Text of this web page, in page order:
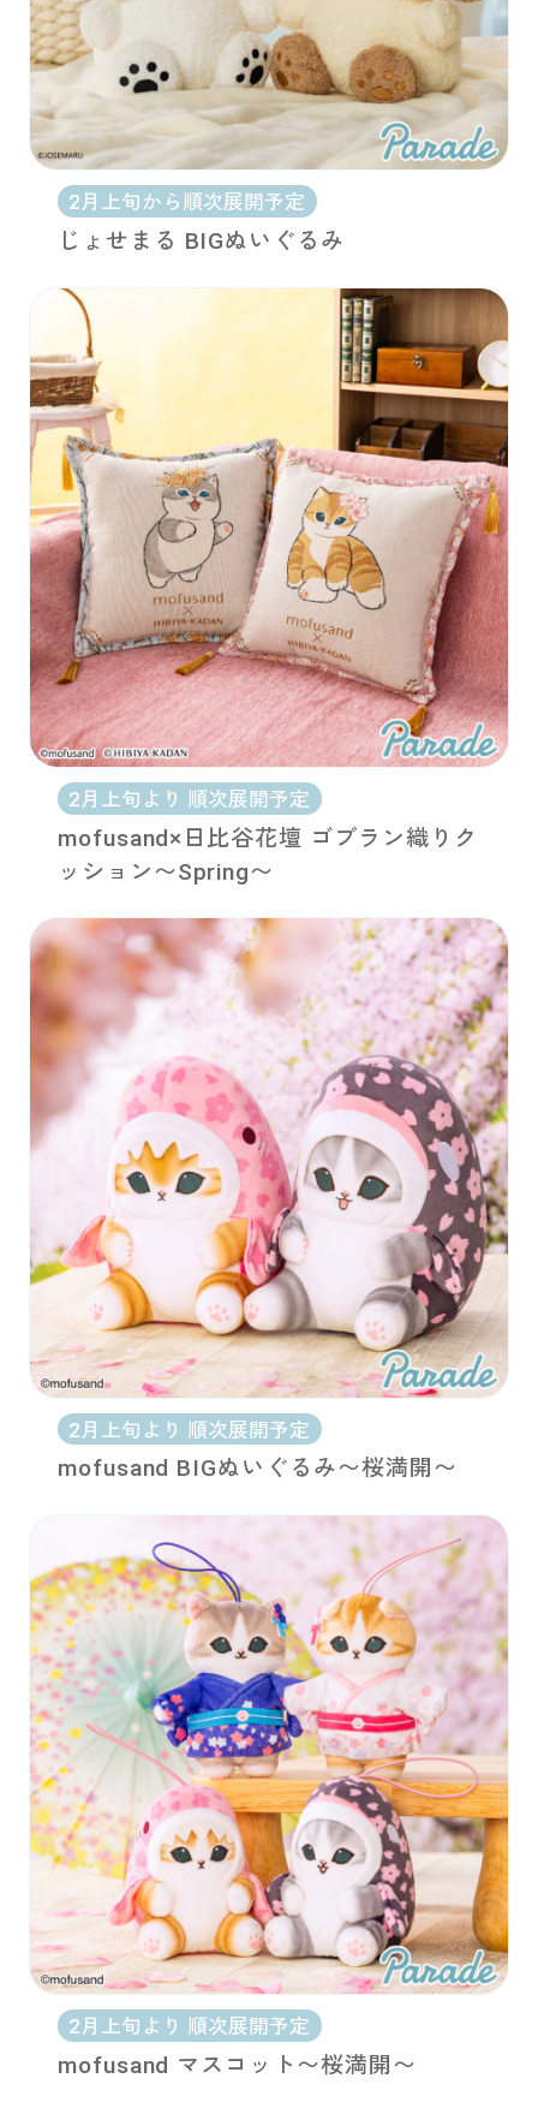
2月上旬から順次展開予定
じょせまる BIGぬいぐるみ
2月上旬より 順次展開予定
mofusand×日比谷花壇 ゴブラン織りク
ッション〜Spring〜
2月上旬より 順次展開予定
mofusand BIGぬいぐるみ〜桜満開〜
2月上旬より 順次展開予定
mofusand マスコット〜桜満開〜